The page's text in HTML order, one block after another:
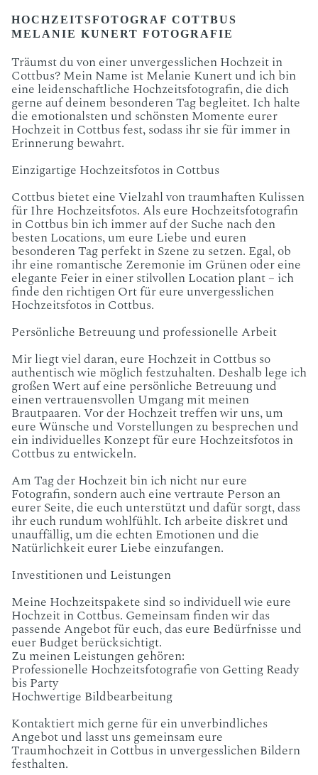
HOCHZEITSFOTOGRAF COTTBUS
MELANIE KUNERT FOTOGRAFIE
Träumst du von einer unvergesslichen Hochzeit in
Cottbus? Mein Name ist Melanie Kunert und ich bin
eine leidenschaftliche Hochzeitsfotografin, die dich
gerne auf deinem besonderen Tag begleitet. Ich halte
die emotionalsten und schönsten Momente eurer
Hochzeit in Cottbus fest, sodass ihr sie für immer in
Erinnerung bewahrt.
Einzigartige Hochzeitsfotos in Cottbus
Cottbus bietet eine Vielzahl von traumhaften Kulissen
für Ihre Hochzeitsfotos. Als eure Hochzeitsfotografin
in Cottbus bin ich immer auf der Suche nach den
besten Locations, um eure Liebe und euren
besonderen Tag perfekt in Szene zu setzen. Egal, ob
ihr eine romantische Zeremonie im Grünen oder eine
elegante Feier in einer stilvollen Location plant – ich
finde den richtigen Ort für eure unvergesslichen
Hochzeitsfotos in Cottbus.
Persönliche Betreuung und professionelle Arbeit
Mir liegt viel daran, eure Hochzeit in Cottbus so
authentisch wie möglich festzuhalten. Deshalb lege ich
großen Wert auf eine persönliche Betreuung und
einen vertrauensvollen Umgang mit meinen
Brautpaaren. Vor der Hochzeit treffen wir uns, um
eure Wünsche und Vorstellungen zu besprechen und
ein individuelles Konzept für eure Hochzeitsfotos in
Cottbus zu entwickeln.
Am Tag der Hochzeit bin ich nicht nur eure
Fotografin, sondern auch eine vertraute Person an
eurer Seite, die euch unterstützt und dafür sorgt, dass
ihr euch rundum wohlfühlt. Ich arbeite diskret und
unauffällig, um die echten Emotionen und die
Natürlichkeit eurer Liebe einzufangen.
Investitionen und Leistungen
Meine Hochzeitspakete sind so individuell wie eure
Hochzeit in Cottbus. Gemeinsam finden wir das
passende Angebot für euch, das eure Bedürfnisse und
euer Budget berücksichtigt.
Zu meinen Leistungen gehören:
Professionelle Hochzeitsfotografie von Getting Ready
bis Party
Hochwertige Bildbearbeitung
Kontaktiert mich gerne für ein unverbindliches
Angebot und lasst uns gemeinsam eure
Traumhochzeit in Cottbus in unvergesslichen Bildern
festhalten.